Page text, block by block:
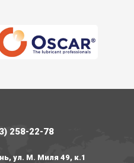
258-22-78
ул. М. Миля 49, к.1